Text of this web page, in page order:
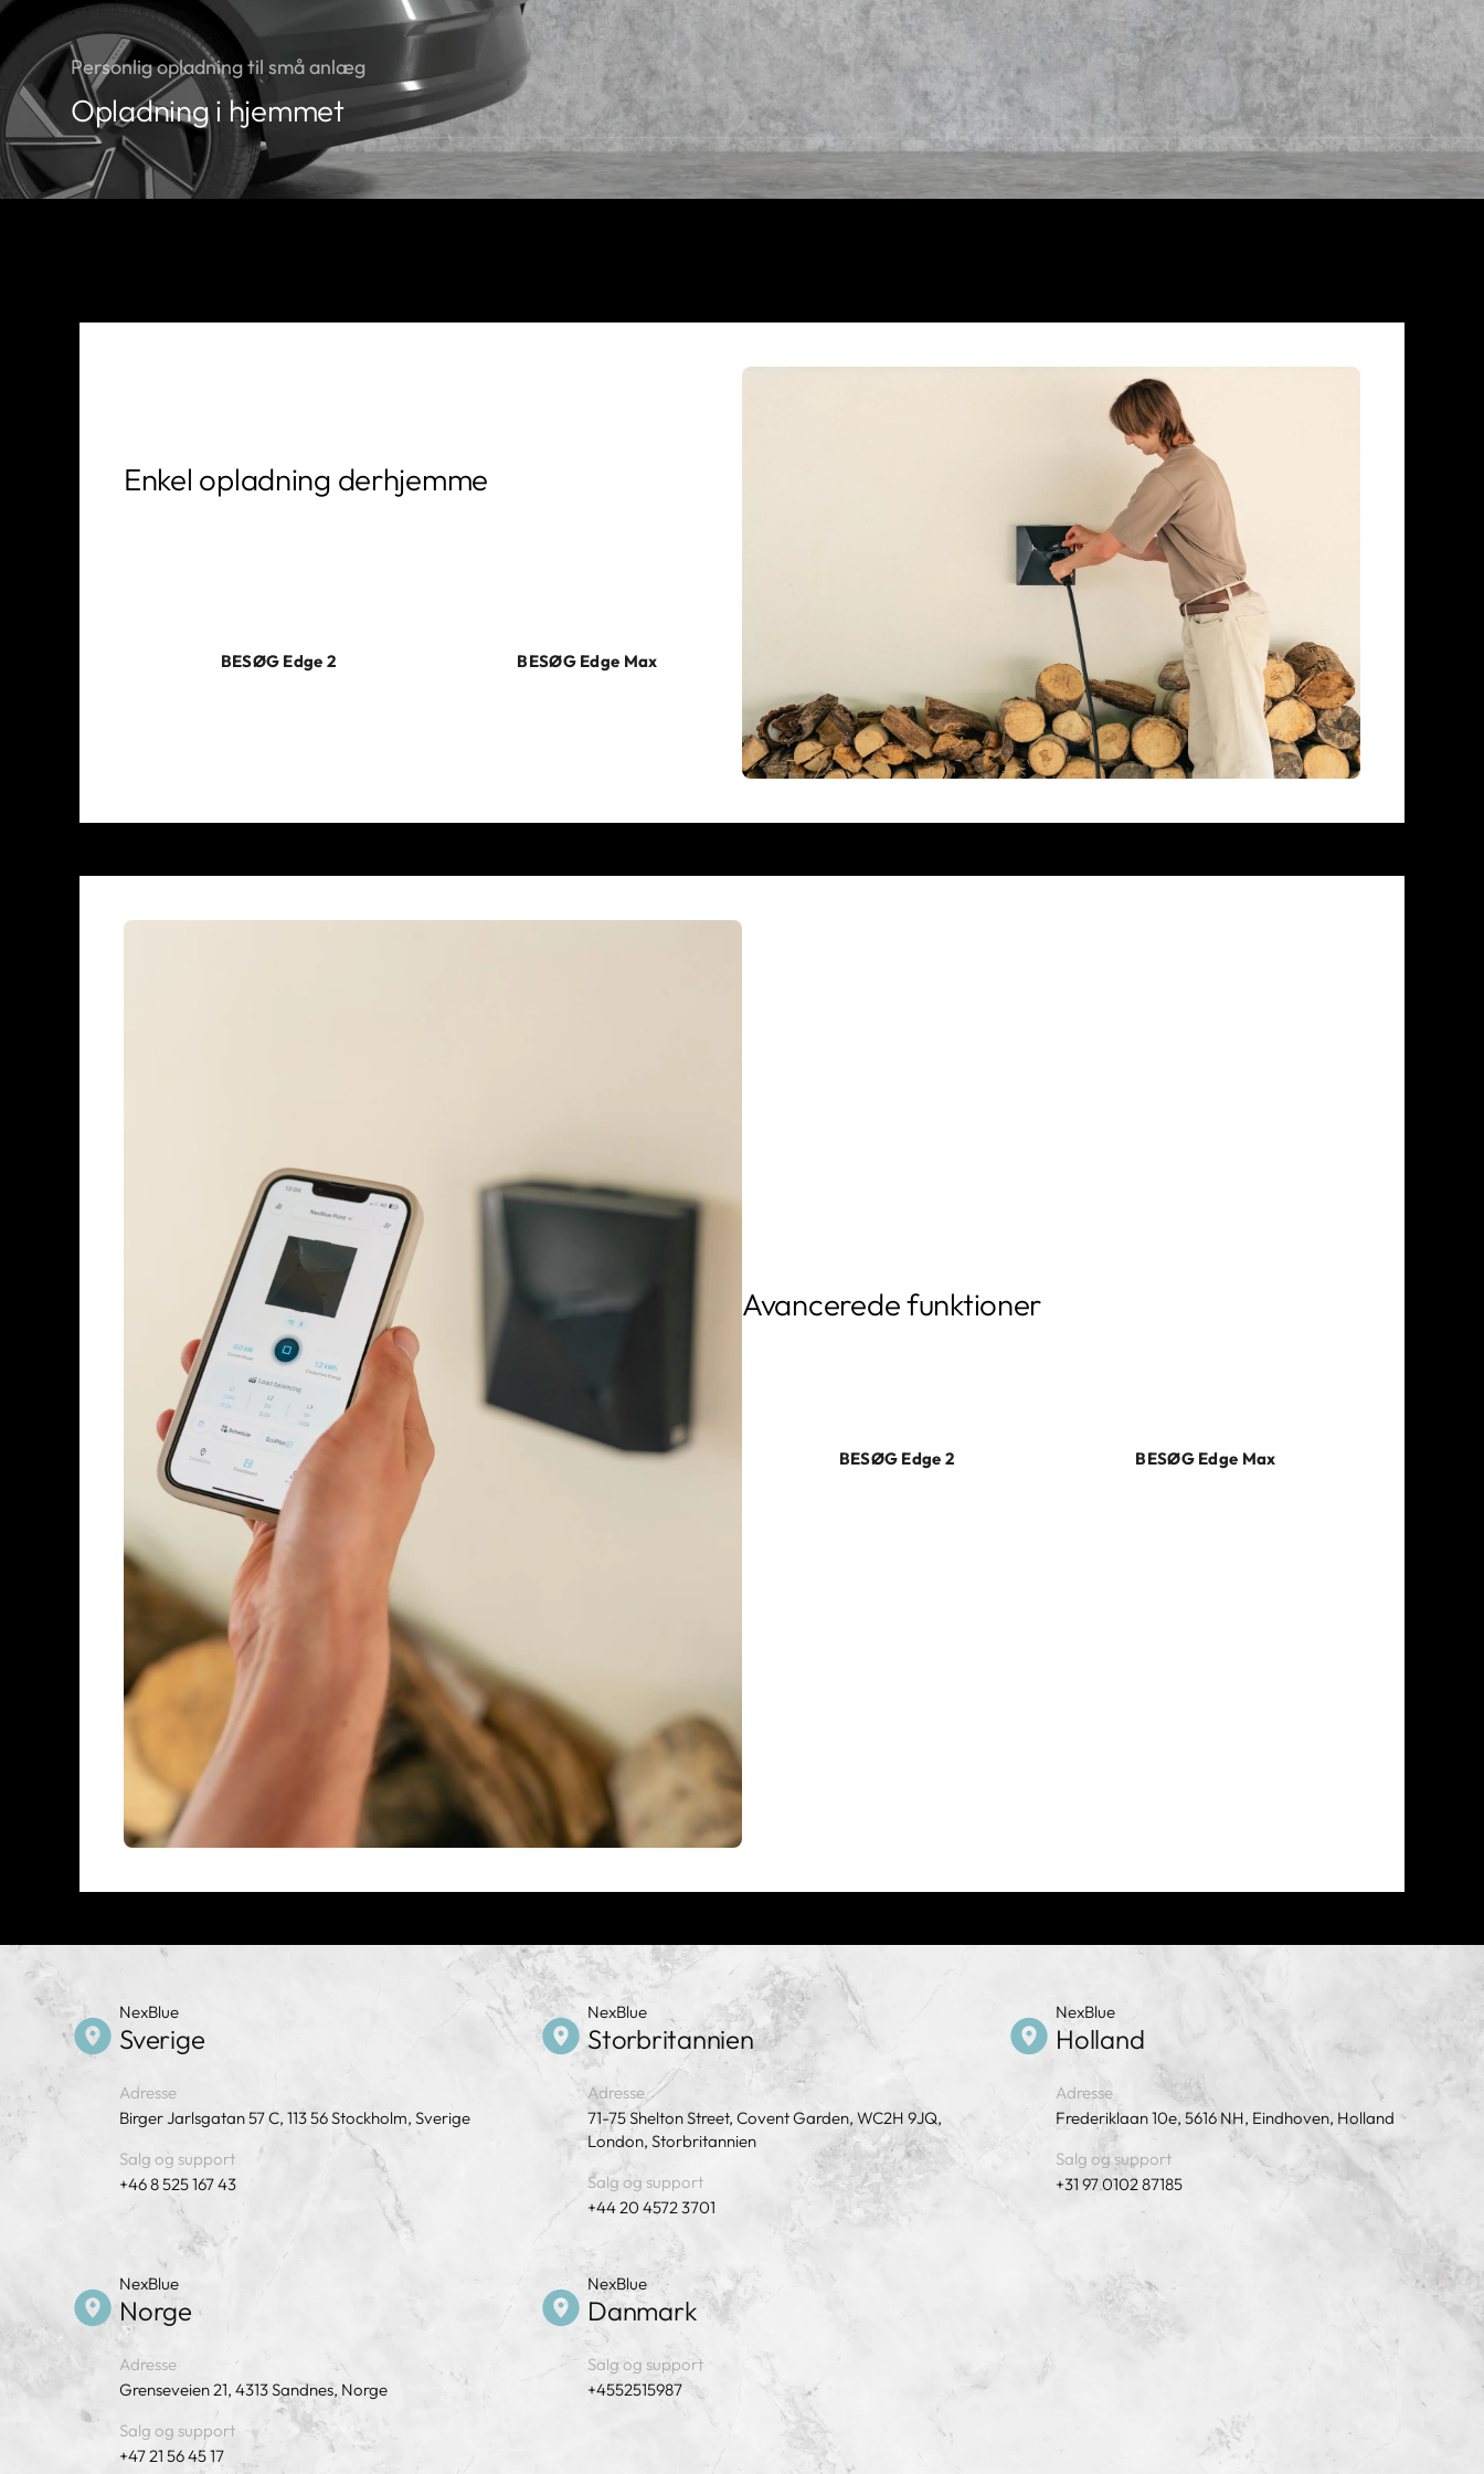
Personlig opladning til små anlæg
Opladning i hjemmet
Enkel opladning derhjemme
BESØG Edge 2 BESØG Edge Max
Avancerede funktioner
BESØG Edge 2 BESØG Edge Max
NexBlue
Sverige
Adresse
Birger Jarlsgatan 57 C, 113 56 Stockholm, Sverige
Salg og support
+46 8 525 167 43
NexBlue
Storbritannien
Adresse
71-75 Shelton Street, Covent Garden, WC2H 9JQ,
London, Storbritannien
Salg og support
+44 20 4572 3701
NexBlue
Holland
Adresse
Frederiklaan 10e, 5616 NH, Eindhoven, Holland
Salg og support
+31 97 0102 87185
NexBlue
Norge
Adresse
Grenseveien 21, 4313 Sandnes, Norge
Salg og support
+47 21 56 45 17
NexBlue
Danmark
Salg og support
+4552515987